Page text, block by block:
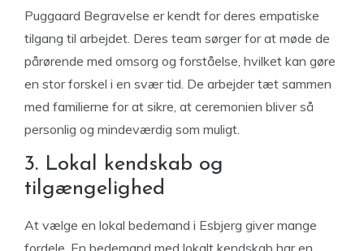
Puggaard Begravelse er kendt for deres empatiske
tilgang til arbejdet. Deres team sørger for at møde de
pårørende med omsorg og forståelse, hvilket kan gøre
en stor forskel i en svær tid. De arbejder tæt sammen
med familierne for at sikre, at ceremonien bliver så
personlig og mindeværdig som muligt.
3. Lokal kendskab og
tilgængelighed
At vælge en lokal bedemand i Esbjerg giver mange
fordele. En bedemand med lokalt kendskab har en